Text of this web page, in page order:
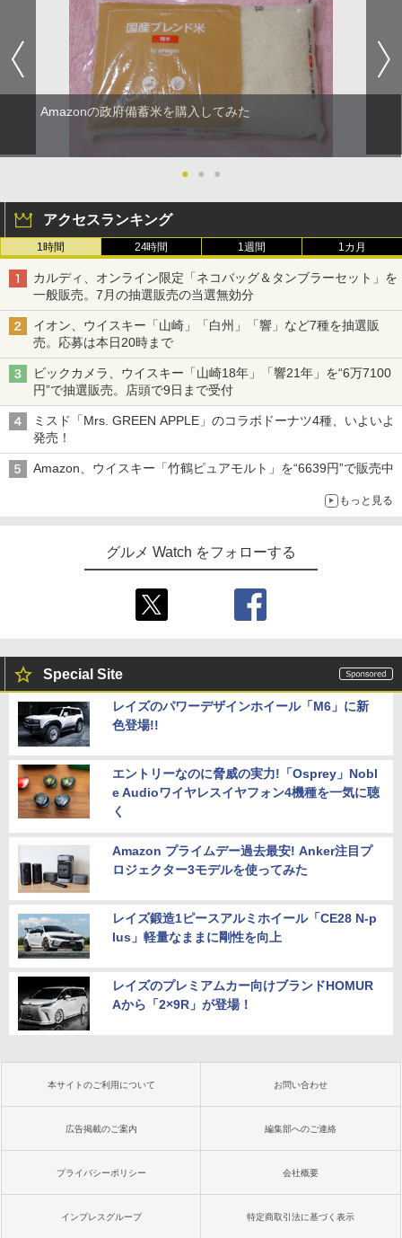
Amazonの政府備蓄米を購入してみた
● ● ●
アクセスランキング
1時間 24時間 1週間 1カ月
カルディ、オンライン限定「ネコバッグ＆タンブラーセット」を
一般販売。7月の抽選販売の当選無効分
イオン、ウイスキー「山崎」「白州」「響」など7種を抽選販
売。応募は本日20時まで
ビックカメラ、ウイスキー「山崎18年」「響21年」を“6万7100
円”で抽選販売。店頭で9日まで受付
ミスド「Mrs. GREEN APPLE」のコラボドーナツ4種、いよいよ
発売！
Amazon、ウイスキー「竹鶴ピュアモルト」を“6639円”で販売中
もっと見る
グルメ Watch をフォローする
Special Site
レイズのパワーデザインホイール「M6」に新
色登場!!
エントリーなのに脅威の実力!「Osprey」Nobl
e Audioワイヤレスイヤフォン4機種を一気に聴
く
Amazon プライムデー過去最安! Anker注目プ
ロジェクター3モデルを使ってみた
レイズ鍛造1ピースアルミホイール「CE28 N-p
lus」軽量なままに剛性を向上
レイズのプレミアムカー向けブランドHOMUR
Aから「2×9R」が登場！
本サイトのご利用について お問い合わせ
広告掲載のご案内 編集部へのご連絡
プライバシーポリシー 会社概要
インプレスグループ 特定商取引法に基づく表示